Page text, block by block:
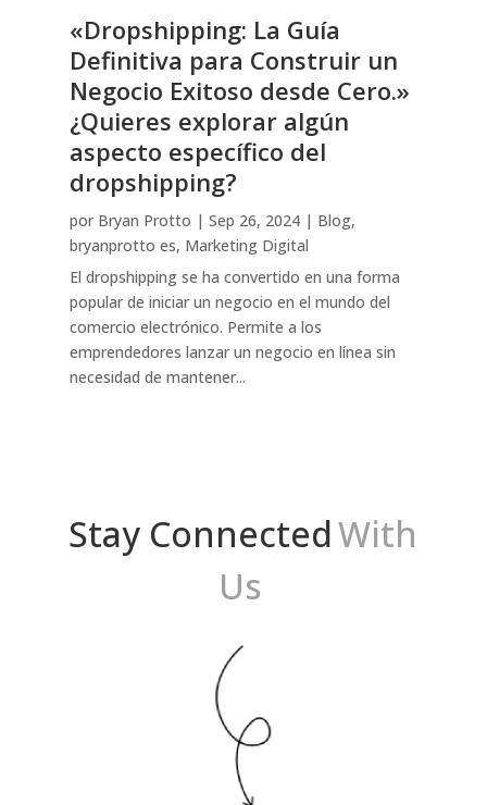
«Dropshipping: La Guía
Definitiva para Construir un
Negocio Exitoso desde Cero.»
¿Quieres explorar algún
aspecto específico del
dropshipping?
por Bryan Protto | Sep 26, 2024| Blog,
bryanprotto es, Marketing Digital
El dropshipping se ha convertido en una forma
popular de iniciar un negocio en el mundo del
comercio electrónico. Permite a los
emprendedores lanzar un negocio en línea sin
necesidad de mantener...
Stay ConnectedWith
Us